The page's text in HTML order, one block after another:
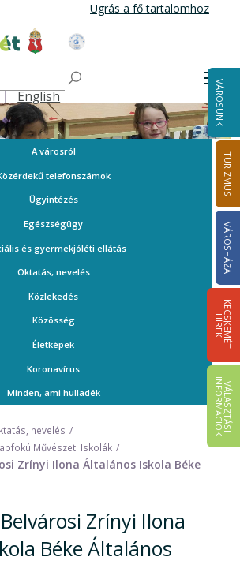
Ugrás a fő tartalomhoz
Honlapja
English VÁROSUNK
TURIZMUS
VÁROSHÁZA
K
E
C
S
K
E
M
É
T
I
HÍ
R
E
K
V
Á
L
A
S
Z
T
Á
S
I
IN
F
O
R
M
Á
C
I
Ó
K
A városról
telefonszámok
Ügyintézés
Egészségügy
és gyermekjóléti ellátás
Oktatás, nevelés
Közlekedés
Közösség
Életképek
Koronavírus
Minden, ami hulladék
nevelés
Művészeti Iskolák
Zrínyi Ilona Általános Iskola Béke
Zrínyi Ilona
Béke Általános